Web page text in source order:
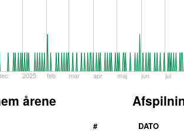
2025 feb mar apr maj jun jul
årene
# DATO